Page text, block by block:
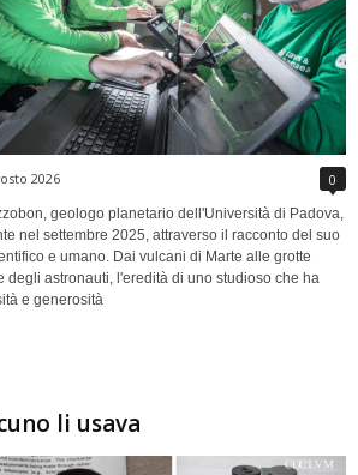
2026 0
geologo planetario dell'Università di Padova,
nel settembre 2025, attraverso il racconto del suo
e umano. Dai vulcani di Marte alle grotte
degli astronauti, l'eredità di uno studioso che ha
e generosità
li usava